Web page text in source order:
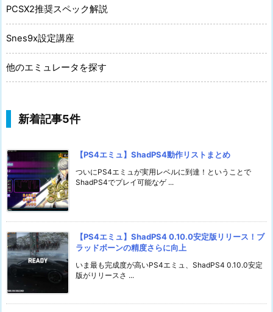
PCSX2推奨スペック解説
Snes9x設定講座
他のエミュレータを探す
新着記事5件
【PS4エミュ】ShadPS4動作リストまとめ
ついにPS4エミュが実用レベルに到達！ということで
ShadPS4でプレイ可能なゲ ...
【PS4エミュ】ShadPS4 0.10.0安定版リリース！ブ
ラッドボーンの精度さらに向上
いま最も完成度が高いPS4エミュ、ShadPS4 0.10.0安定
版がリリースさ ...